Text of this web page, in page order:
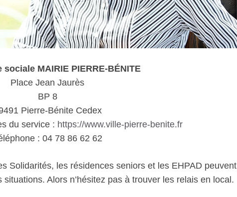
MAIRIE PIERRE-BÉNITE
Place Jean Jaurès
BP 8
Pierre-Bénite Cedex
du service : https://www.ville-pierre-benite.fr
: 04 78 86 62 62
Solidarités, les résidences seniors et les EHPAD peuvent
Alors n’hésitez pas à trouver les relais en local.